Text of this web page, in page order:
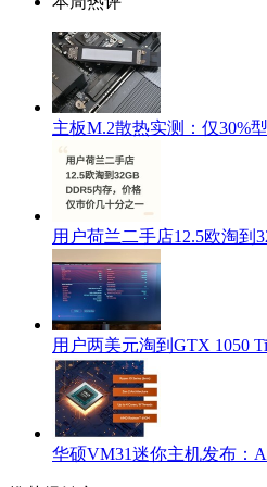
主板M.2散热实测：仅30%
用户荷兰二手店12.5欧淘到
用户两美元淘到GTX 1050
华硕VM31迷你主机发布：